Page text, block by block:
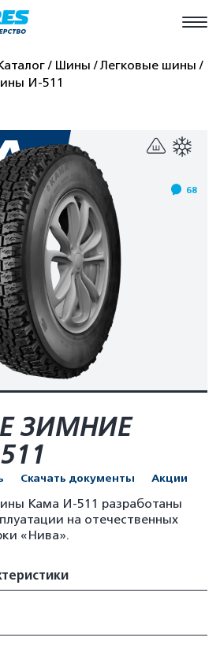
Шины
Легковые шины
И-511
68
ЗИМНИЕ
Скачать документы Акции
Кама И-511 разработаны
на отечественных
«Нива».